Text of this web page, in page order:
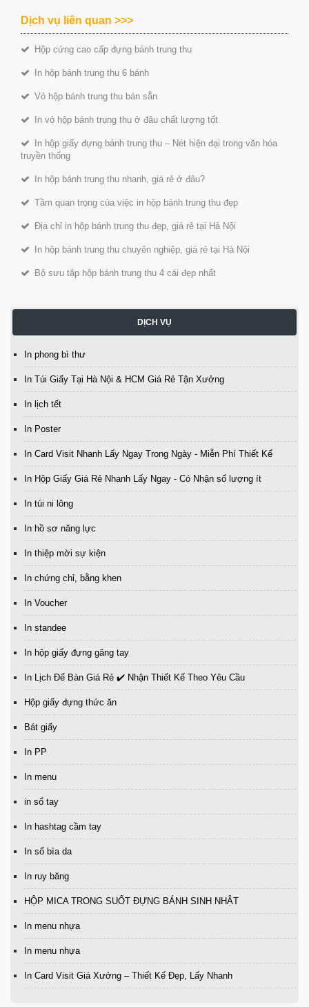
Dịch vụ liên quan >>>
Hộp cứng cao cấp đựng bánh trung thu
In hộp bánh trung thu 6 bánh
Vỏ hộp bánh trung thu bán sẵn
In vỏ hộp bánh trung thu ở đâu chất lượng tốt
In hộp giấy đựng bánh trung thu – Nét hiện đại trong văn hóa
truyền thống
In hộp bánh trung thu nhanh, giá rẻ ở đâu?
Tầm quan trọng của việc in hộp bánh trung thu đẹp
Địa chỉ in hộp bánh trung thu đẹp, giá rẻ tại Hà Nội
In hộp bánh trung thu chuyên nghiệp, giá rẻ tại Hà Nội
Bộ sưu tập hộp bánh trung thu 4 cái đẹp nhất
DỊCH VỤ
In phong bì thư
In Túi Giấy Tại Hà Nội & HCM Giá Rẻ Tận Xưởng
In lịch tết
In Poster
In Card Visit Nhanh Lấy Ngay Trong Ngày - Miễn Phí Thiết Kế
In Hộp Giấy Giá Rẻ Nhanh Lấy Ngay - Có Nhận số lượng ít
In túi ni lông
In hồ sơ năng lực
In thiệp mời sự kiện
In chứng chỉ, bằng khen
In Voucher
In standee
In hộp giấy đựng găng tay
In Lịch Để Bàn Giá Rẻ ✔️ Nhận Thiết Kế Theo Yêu Cầu
Hộp giấy đựng thức ăn
Bát giấy
In PP
In menu
in sổ tay
In hashtag cầm tay
In sổ bìa da
In ruy băng
HỘP MICA TRONG SUỐT ĐỰNG BÁNH SINH NHẬT
In menu nhựa
In menu nhựa
In Card Visit Giá Xưởng – Thiết Kế Đẹp, Lấy Nhanh